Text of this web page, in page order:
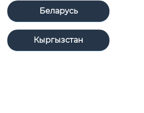
Беларусь
Кыргызстан